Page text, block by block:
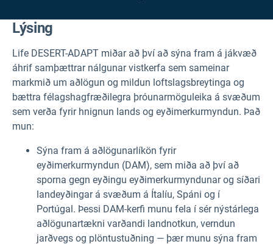
Lýsing
Life DESERT-ADAPT miðar að því að sýna fram á jákvæð
áhrif samþættrar nálgunar vistkerfa sem sameinar
markmið um aðlögun og mildun loftslagsbreytinga og
bættra félagshagfræðilegra þróunarmöguleika á svæðum
sem verða fyrir hnignun lands og eyðimerkurmyndun. Það
mun:
Sýna fram á aðlögunarlíkön fyrir
eyðimerkurmyndun (DAM), sem miða að því að
sporna gegn eyðingu eyðimerkurmyndunar og síðari
landeyðingar á svæðum á Ítalíu, Spáni og í
Portúgal. Þessi DAM-kerfi munu fela í sér nýstárlega
aðlögunartækni varðandi landnotkun, verndun
jarðvegs og plöntustuðning — þær munu sýna fram